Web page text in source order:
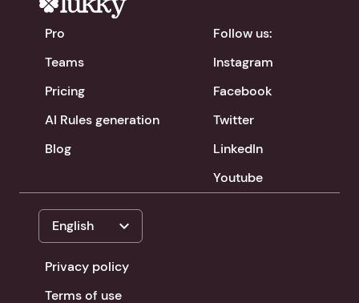
Pro
Teams
Pricing
AI Rules generation
Blog
Follow us:
Instagram
Facebook
Twitter
LinkedIn
Youtube
English expand_more
Privacy policy
Terms of use